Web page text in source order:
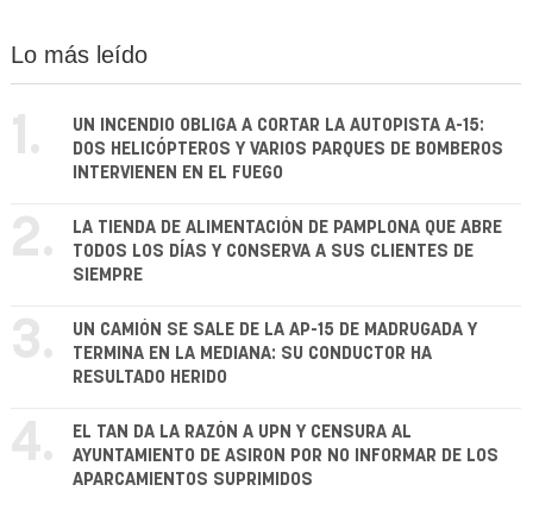
Lo más leído
1.
UN INCENDIO OBLIGA A CORTAR LA AUTOPISTA A-15:
DOS HELICÓPTEROS Y VARIOS PARQUES DE BOMBEROS
INTERVIENEN EN EL FUEGO
2.
LA TIENDA DE ALIMENTACIÓN DE PAMPLONA QUE ABRE
TODOS LOS DÍAS Y CONSERVA A SUS CLIENTES DE
SIEMPRE
3.
UN CAMIÓN SE SALE DE LA AP-15 DE MADRUGADA Y
TERMINA EN LA MEDIANA: SU CONDUCTOR HA
RESULTADO HERIDO
4.
EL TAN DA LA RAZÓN A UPN Y CENSURA AL
AYUNTAMIENTO DE ASIRON POR NO INFORMAR DE LOS
APARCAMIENTOS SUPRIMIDOS